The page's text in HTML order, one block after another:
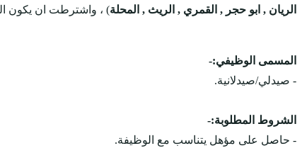
الريان , ابو حجر , القمري , الريث , المحلة) ، واشترطت ان يكون
المسمى الوظيفي:-
- صيدلي/صيدلانية.
الشروط المطلوبة:-
- حاصل على مؤهل يتناسب مع الوظيفة.